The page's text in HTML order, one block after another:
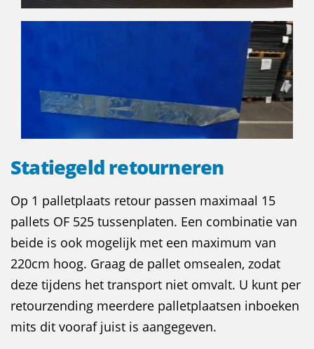
Statiegeld retourneren
Op 1 palletplaats retour passen maximaal 15
pallets OF 525 tussenplaten. Een combinatie van
beide is ook mogelijk met een maximum van
220cm hoog. Graag de pallet omsealen, zodat
deze tijdens het transport niet omvalt. U kunt per
retourzending meerdere palletplaatsen inboeken
mits dit vooraf juist is aangegeven.